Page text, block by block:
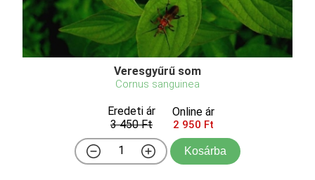
Veresgyűrű som
Cornus sanguinea
Eredeti ár
3 450 Ft
Online ár
2 950 Ft
Kosárba